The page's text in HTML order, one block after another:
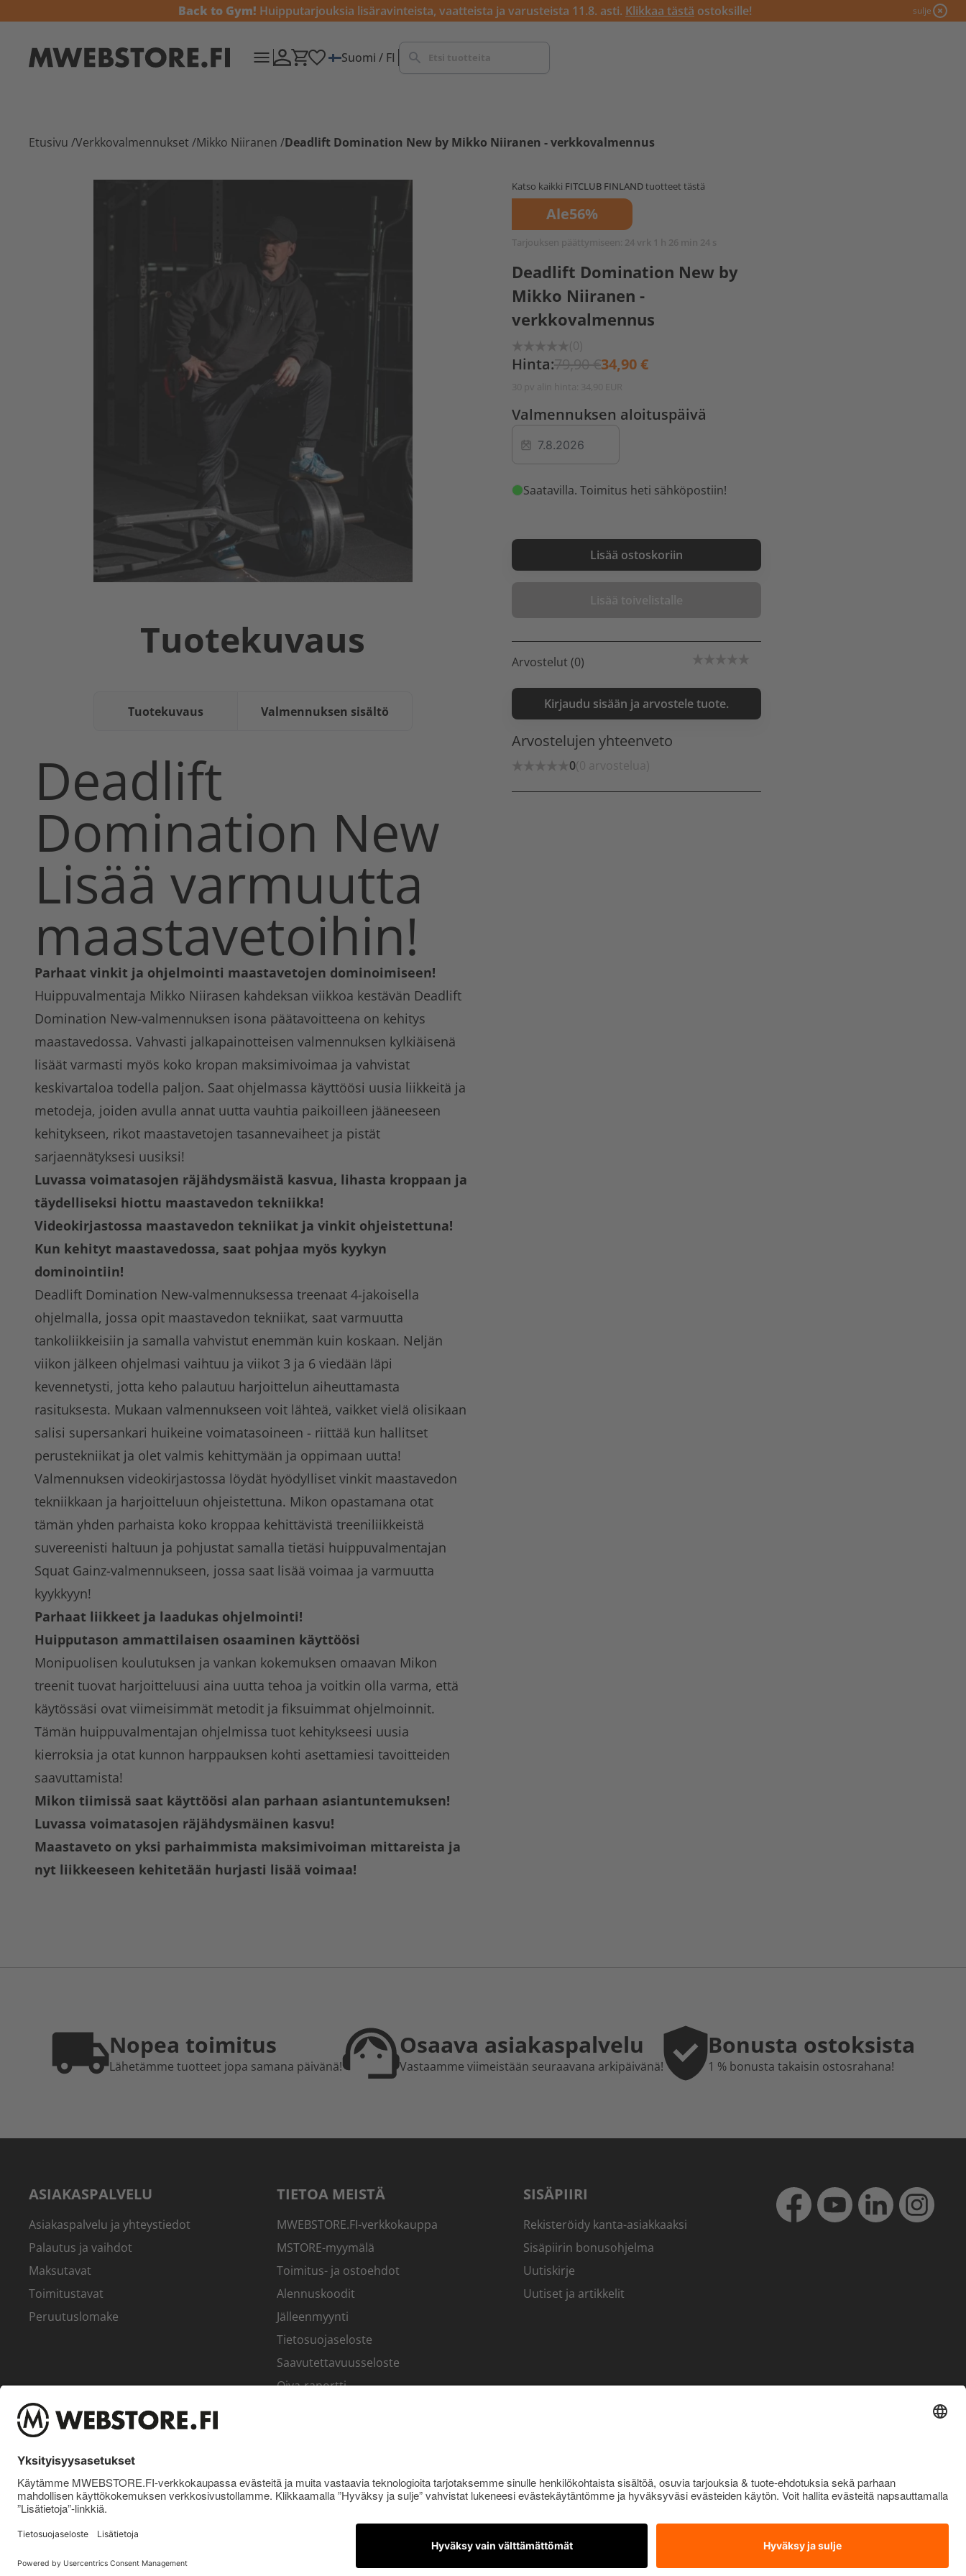
Back to Gym! Huipputarjouksia lisäravinteista, vaatteista ja varusteista 11.8. asti. Klikkaa tästä ostoksille! sulje
Suomi / FI
Etusivu /Verkkovalmennukset /Mikko Niiranen /Deadlift Domination New by Mikko Niiranen - verkkovalmennus
Tuotekuvaus
Tuotekuvaus Valmennuksen sisältö
Deadlift
Domination New
Lisää varmuutta
maastavetoihin!
Parhaat vinkit ja ohjelmointi maastavetojen dominoimiseen!
Huippuvalmentaja Mikko Niirasen kahdeksan viikkoa kestävän Deadlift
Domination New-valmennuksen isona päätavoitteena on kehitys
maastavedossa. Vahvasti jalkapainotteisen valmennuksen kylkiäisenä
lisäät varmasti myös koko kropan maksimivoimaa ja vahvistat
keskivartaloa todella paljon. Saat ohjelmassa käyttöösi uusia liikkeitä ja
metodeja, joiden avulla annat uutta vauhtia paikoilleen jääneeseen
kehitykseen, rikot maastavetojen tasannevaiheet ja pistät
sarjaennätyksesi uusiksi!
Luvassa voimatasojen räjähdysmäistä kasvua, lihasta kroppaan ja
täydelliseksi hiottu maastavedon tekniikka!
Videokirjastossa maastavedon tekniikat ja vinkit ohjeistettuna!
Kun kehityt maastavedossa, saat pohjaa myös kyykyn
dominointiin!
Deadlift Domination New-valmennuksessa treenaat 4-jakoisella
ohjelmalla, jossa opit maastavedon tekniikat, saat varmuutta
tankoliikkeisiin ja samalla vahvistut enemmän kuin koskaan. Neljän
viikon jälkeen ohjelmasi vaihtuu ja viikot 3 ja 6 viedään läpi
kevennetysti, jotta keho palautuu harjoittelun aiheuttamasta
rasituksesta. Mukaan valmennukseen voit lähteä, vaikket vielä olisikaan
salisi supersankari huikeine voimatasoineen - riittää kun hallitset
perustekniikat ja olet valmis kehittymään ja oppimaan uutta!
Valmennuksen videokirjastossa löydät hyödylliset vinkit maastavedon
tekniikkaan ja harjoitteluun ohjeistettuna. Mikon opastamana otat
tämän yhden parhaista koko kroppaa kehittävistä treeniliikkeistä
suvereenisti haltuun ja pohjustat samalla tietäsi huippuvalmentajan
Squat Gainz-valmennukseen, jossa saat lisää voimaa ja varmuutta
kyykkyyn!
Parhaat liikkeet ja laadukas ohjelmointi!
Huipputason ammattilaisen osaaminen käyttöösi
Monipuolisen koulutuksen ja vankan kokemuksen omaavan Mikon
treenit tuovat harjoitteluusi aina uutta tehoa ja voitkin olla varma, että
käytössäsi ovat viimeisimmät metodit ja fiksuimmat ohjelmoinnit.
Tämän huippuvalmentajan ohjelmissa tuot kehitykseesi uusia
kierroksia ja otat kunnon harppauksen kohti asettamiesi tavoitteiden
saavuttamista!
Mikon tiimissä saat käyttöösi alan parhaan asiantuntemuksen!
Luvassa voimatasojen räjähdysmäinen kasvu!
Maastaveto on yksi parhaimmista maksimivoiman mittareista ja
nyt liikkeeseen kehitetään hurjasti lisää voimaa!
Katso kaikki FITCLUB FINLANDtuotteet tästä
Ale56%
Tarjouksen päättymiseen: 24 vrk 1 h 26 min 23 s
Deadlift Domination New by
Mikko Niiranen -
verkkovalmennus
(0)
Hinta:79,90 €34,90 €
30 pv alin hinta: 34,90 EUR
Valmennuksen aloituspäivä
Saatavilla. Toimitus heti sähköpostiin!
Lisää ostoskoriin
Lisää toivelistalle
Arvostelut (0)
Kirjaudu sisään ja arvostele tuote.
Arvostelujen yhteenveto
0(0 arvostelua)
Nopea toimitus
Lähetämme tuotteet jopa samana päivänä!
Osaava asiakaspalvelu
Vastaamme viimeistään seuraavana arkipäivänä!
Bonusta ostoksista
1 % bonusta takaisin ostosrahana!
ASIAKASPALVELU
Asiakaspalvelu ja yhteystiedot
Palautus ja vaihdot
Maksutavat
Toimitustavat
Peruutuslomake
TIETOA MEISTÄ
MWEBSTORE.FI-verkkokauppa
MSTORE-myymälä
Toimitus- ja ostoehdot
Alennuskoodit
Jälleenmyynti
Tietosuojaseloste
Saavutettavuusseloste
Oiva-raportti
SISÄPIIRI
Rekisteröidy kanta-asiakkaaksi
Sisäpiirin bonusohjelma
Uutiskirje
Uutiset ja artikkelit